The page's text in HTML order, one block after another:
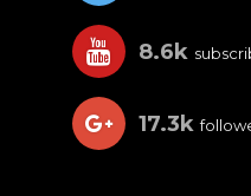
8.6k
17.3k